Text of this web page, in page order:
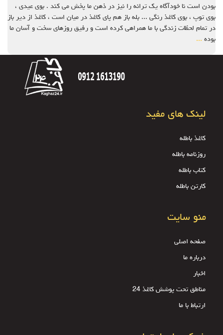
بودن است نا خودآگاه یک ترانه را نیز در ذهن ما پخش می کند . بوی عیدی ،
بوی توپ ، بوی کاغذ رنگی ... بله باز هم پای کاغذ در میان است ، کاغذ از دیر باز
در تمام لحظات زندگی با ما همراهی کرده است و رفیق روزهای سخت و آسان ما
بوده ...
لینک های مفید
کاغذ باطله
روزنامه باطله
کتاب باطله
کارتن باطله
منو سایت
صفحه اصلی
درباره ما
اخبار
مناطق تحت پوشش کاغذ 24
ارتباط با ما